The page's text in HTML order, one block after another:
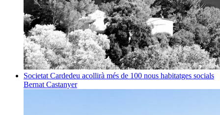
Societat Cardedeu acollirà més de 100 nous habitatges socials
Bernat Castanyer